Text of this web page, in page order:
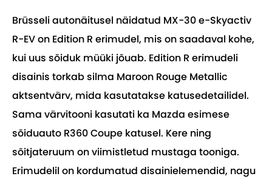
Brüsseli autonäitusel näidatud MX-30 e-Skyactiv
R-EV on Edition R erimudel, mis on saadaval kohe,
kui uus sõiduk müüki jõuab. Edition R erimudeli
disainis torkab silma Maroon Rouge Metallic
aktsentvärv, mida kasutatakse katusedetailidel.
Sama värvitooni kasutati ka Mazda esimese
sõiduauto R360 Coupe katusel. Kere ning
sõitjateruum on viimistletud mustaga tooniga.
Erimudelil on kordumatud disainielemendid, nagu